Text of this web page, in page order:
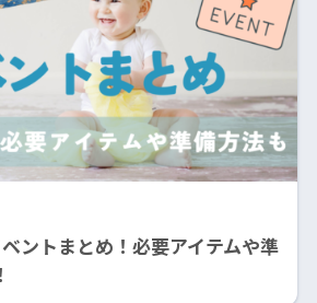
ントまとめ！必要アイテムや準